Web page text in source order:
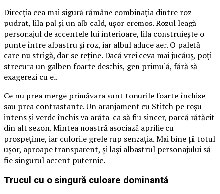
Direcția cea mai sigură rămâne combinația dintre roz
pudrat, lila pal și un alb cald, ușor cremos. Rozul leagă
personajul de accentele lui interioare, lila construiește o
punte între albastru și roz, iar albul aduce aer. O paletă
care nu strigă, dar se reține. Dacă vrei ceva mai jucăuș, poți
strecura un galben foarte deschis, gen primulă, fără să
exagerezi cu el.
Ce nu prea merge primăvara sunt tonurile foarte închise
sau prea contrastante. Un aranjament cu Stitch pe roșu
intens și verde închis va arăta, ca să fiu sincer, parcă rătăcit
din alt sezon. Mintea noastră asociază aprilie cu
prospețime, iar culorile grele rup senzația. Mai bine ții totul
ușor, aproape transparent, și lași albastrul personajului să
fie singurul accent puternic.
Trucul cu o singură culoare dominantă